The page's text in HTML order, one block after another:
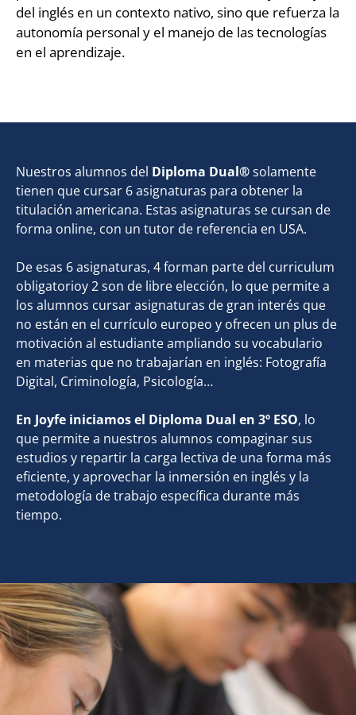
del inglés en un contexto nativo, sino que refuerza la
autonomía personal y el manejo de las tecnologías
en el aprendizaje.
Nuestros alumnos del Diploma Dual®solamente
tienen que cursar 6 asignaturas para obtener la
titulación americana. Estas asignaturas se cursan de
forma online, con un tutor de referencia en USA.
De esas 6 asignaturas, 4 forman parte del curriculum
obligatorioy 2 son de libre elección, lo que permite a
los alumnos cursar asignaturas de gran interés que
no están en el currículo europeo y ofrecen un plus de
motivación al estudiante ampliando su vocabulario
en materias que no trabajarían en inglés: Fotografía
Digital, Criminología, Psicología…
En Joyfe iniciamos el Diploma Dual en 3º ESO, lo
que permite a nuestros alumnos compaginar sus
estudios y repartir la carga lectiva de una forma más
eficiente, y aprovechar la inmersión en inglés y la
metodología de trabajo específica durante más
tiempo.